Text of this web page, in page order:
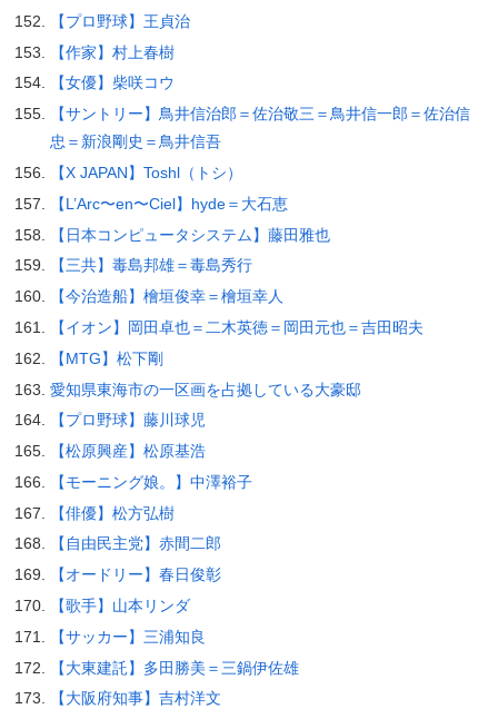
【プロ野球】王貞治
【作家】村上春樹
【女優】柴咲コウ
【サントリー】鳥井信治郎＝佐治敬三＝鳥井信一郎＝佐治信
忠＝新浪剛史＝鳥井信吾
【X JAPAN】Toshl（トシ）
【L’Arc〜en〜Ciel】hyde＝大石恵
【日本コンピュータシステム】藤田雅也
【三共】毒島邦雄＝毒島秀行
【今治造船】檜垣俊幸＝檜垣幸人
【イオン】岡田卓也＝二木英徳＝岡田元也＝吉田昭夫
【MTG】松下剛
愛知県東海市の一区画を占拠している大豪邸
【プロ野球】藤川球児
【松原興産】松原基浩
【モーニング娘。】中澤裕子
【俳優】松方弘樹
【自由民主党】赤間二郎
【オードリー】春日俊彰
【歌手】山本リンダ
【サッカー】三浦知良
【大東建託】多田勝美＝三鍋伊佐雄
【大阪府知事】吉村洋文